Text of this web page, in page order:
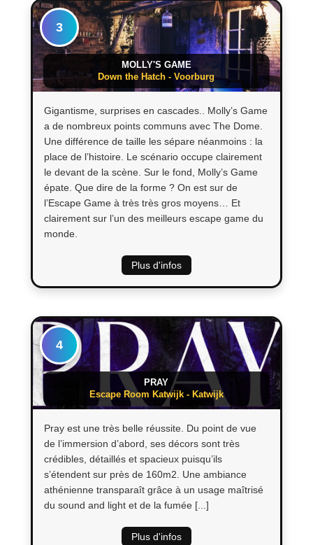
3
MOLLY'S GAME
Down the Hatch - Voorburg
Gigantisme, surprises en cascades.. Molly’s Game
a de nombreux points communs avec The Dome.
Une différence de taille les sépare néanmoins : la
place de l’histoire. Le scénario occupe clairement
le devant de la scène. Sur le fond, Molly’s Game
épate. Que dire de la forme ? On est sur de
l’Escape Game à très très gros moyens… Et
clairement sur l’un des meilleurs escape game du
monde.
Plus d'infos
4
PRAY
Escape Room Katwijk - Katwijk
Pray est une très belle réussite. Du point de vue
de l’immersion d’abord, ses décors sont très
crédibles, détaillés et spacieux puisqu’ils
s’étendent sur près de 160m2. Une ambiance
athénienne transparaît grâce à un usage maîtrisé
du sound and light et de la fumée [...]
Plus d'infos